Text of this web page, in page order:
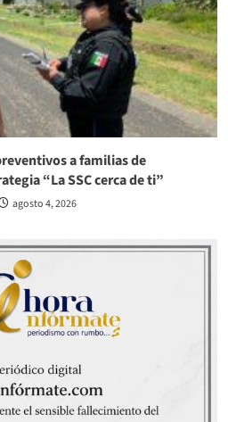
a familias de
“La SSC cerca de ti”
agosto 4, 2026